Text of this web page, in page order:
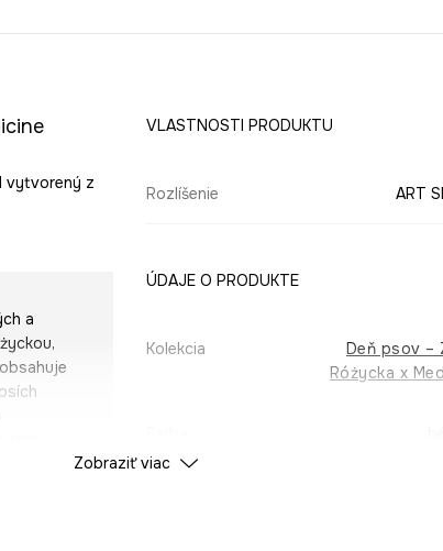
vytvorený z
a
VLASTNOSTI PRODUKTU
Rozlíšenie ART
ÚDAJE O PRODUKTE
Kolekcia
Deň psov –
Różycka x
Zobraziť viac